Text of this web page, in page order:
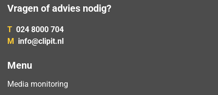
Vragen of advies nodig?
T 024 8000 704
M info@clipit.nl
Menu
Media monitoring